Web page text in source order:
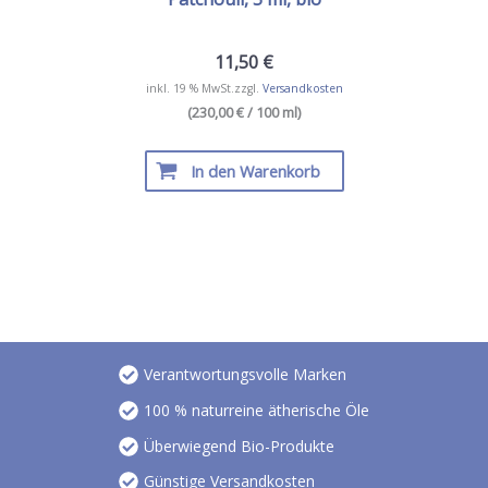
11,50 €
inkl. 19 % MwSt.zzgl. Versandkosten
(230,00 € / 100 ml)
In den Warenkorb
Verantwortungsvolle Marken
100 % naturreine ätherische Öle
Überwiegend Bio-Produkte
Günstige Versandkosten